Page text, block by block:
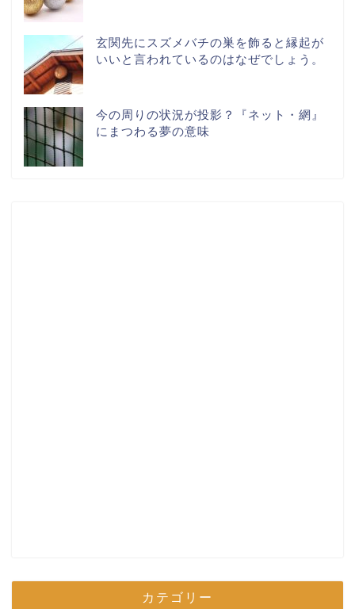
玄関先にスズメバチの巣を飾ると縁起が
いいと言われているのはなぜでしょう。
今の周りの状況が投影？『ネット・網』
にまつわる夢の意味
カテゴリー